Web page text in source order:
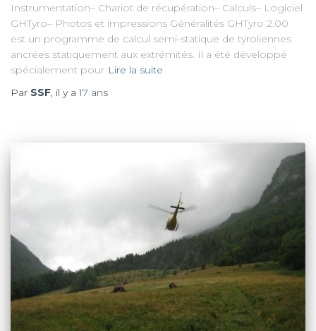
Instrumentation– Chariot de récupération– Calculs– Logiciel
GHTyro– Photos et impressions Généralités GHTyro 2.00
est un programme de calcul semi-statique de tyroliennes
ancrées statiquement aux extrémités. Il a été développé
spécialement pour Lire la suite
Par SSF, il y a17 ans